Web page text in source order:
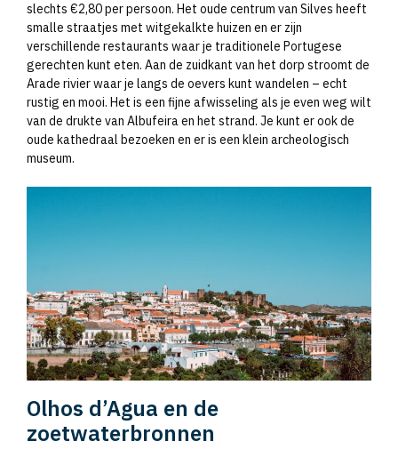
slechts €2,80 per persoon. Het oude centrum van Silves heeft
smalle straatjes met witgekalkte huizen en er zijn
verschillende restaurants waar je traditionele Portugese
gerechten kunt eten. Aan de zuidkant van het dorp stroomt de
Arade rivier waar je langs de oevers kunt wandelen – echt
rustig en mooi. Het is een fijne afwisseling als je even weg wilt
van de drukte van Albufeira en het strand. Je kunt er ook de
oude kathedraal bezoeken en er is een klein archeologisch
museum.
Olhos d’Agua en de
zoetwaterbronnen